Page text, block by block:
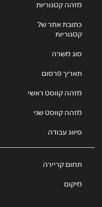
מזהה קטגוריות
כתובת אתר של
קטגוריות
סוג משרה
תאריך פרסום
מזהה קווסט ראשי
מזהה קווסט שני
סיווג עבודה
תחום קריירה
מיקום